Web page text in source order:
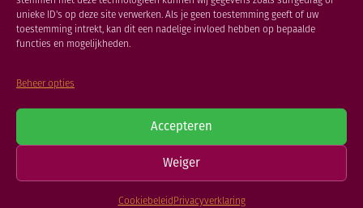
unieke ID's op deze site verwerken. Als je geen toestemming geeft of uw
toestemming intrekt, kan dit een nadelige invloed hebben op bepaalde
functies en mogelijkheden.
Beheer opties
Accepteren
Weiger
CookiebeleidPrivacyverklaring
dienst zijn?
Lidmaatschap Golfclub Kralingen
Aanvragen Handicapregistratie